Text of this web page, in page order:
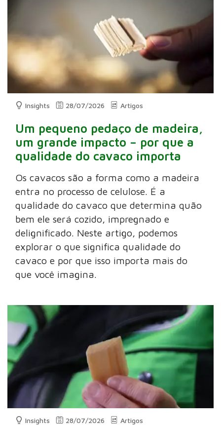
Insights 28/07/2026 Artigos
Um pequeno pedaço de madeira,
um grande impacto – por que a
qualidade do cavaco importa
Os cavacos são a forma como a madeira
entra no processo de celulose. É a
qualidade do cavaco que determina quão
bem ele será cozido, impregnado e
delignificado. Neste artigo, podemos
explorar o que significa qualidade do
cavaco e por que isso importa mais do
que você imagina.
Insights 28/07/2026 Artigos